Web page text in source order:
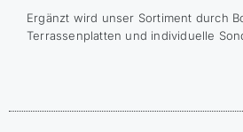
Ergänzt wird unser Sortiment durch
Terrassenplatten und individuelle